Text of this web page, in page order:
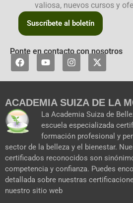
valiosa, nuevos cursos y
Suscríbete al boletín
Ponte en contacto con nosotros
F
a
e
o
o
k
Y
o
t
b
e
I
n
t
g
r
a
m
X
-
w
t
t
e
r
ACADEMIA SUIZA DE LA
La Academia Suiza de
escuela especializada
formación profesional y
sector de la belleza y el bienestar.
certificados reconocidos son
competencia y confianza. Puedes
detallada sobre nuestras
nuestro sitio web